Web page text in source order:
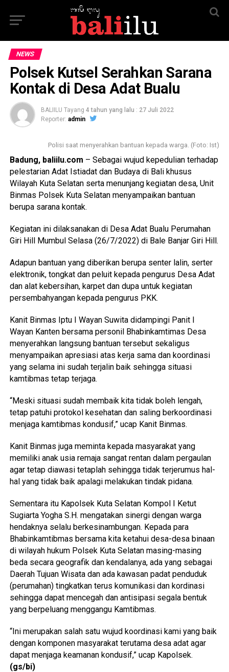
NEWS
Polsek Kutsel Serahkan Sarana
Kontak di Desa Adat Bualu
BALIILU Tayang 4 tahun yang lalu : 27 Juli 2022
Reporter: admin
Polisi saat menyerahkan bantuan kepada warga. (Foto: Ist)
Badung, baliilu.com – Sebagai wujud kepedulian terhadap
pelestarian Adat Istiadat dan Budaya di Bali khusus
Wilayah Kuta Selatan serta menunjang kegiatan desa, Unit
Binmas Polsek Kuta Selatan menyampaikan bantuan
berupa sarana kontak.
Kegiatan ini dilaksanakan di Desa Adat Bualu Perumahan
Giri Hill Mumbul Selasa (26/7/2022) di Bale Banjar Giri Hill.
Adapun bantuan yang diberikan berupa senter lalin, serter
elektronik, tongkat dan peluit kepada pengurus Desa Adat
dan alat kebersihan, karpet dan dupa untuk kegiatan
persembahyangan kepada pengurus PKK.
Kanit Binmas Iptu I Wayan Suwita didampingi Panit I
Wayan Kanten bersama personil Bhabinkamtimas Desa
menyerahkan langsung bantuan tersebut sekaligus
menyampaikan apresiasi atas kerja sama dan koordinasi
yang selama ini sudah terjalin baik sehingga situasi
kamtibmas tetap terjaga.
“Meski situasi sudah membaik kita tidak boleh lengah,
tetap patuhi protokol kesehatan dan saling berkoordinasi
menjaga kamtibmas kondusif,” ucap Kanit Binmas.
Kanit Binmas juga meminta kepada masyarakat yang
memiliki anak usia remaja sangat rentan dalam pergaulan
agar tetap diawasi tetaplah sehingga tidak terjerumus hal-
hal yang tidak baik apalagi melakukan tindak pidana.
Sementara itu Kapolsek Kuta Selatan Kompol I Ketut
Sugiarta Yogha S.H. mengatakan sinergi dengan warga
hendaknya selalu berkesinambungan. Kepada para
Bhabinkamtibmas bersama kita ketahui desa-desa binaan
di wilayah hukum Polsek Kuta Selatan masing-masing
beda secara geografik dan kendalanya, ada yang sebagai
Daerah Tujuan Wisata dan ada kawasan padat penduduk
(perumahan) tingkatkan terus komunikasi dan kordinasi
sehingga dapat mencegah dan antisipasi segala bentuk
yang berpeluang menggangu Kamtibmas.
“Ini merupakan salah satu wujud koordinasi kami yang baik
dengan komponen masyarakat terutama desa adat agar
dapat menjaga keamanan kondusif,” ucap Kapolsek.
(gs/bi)